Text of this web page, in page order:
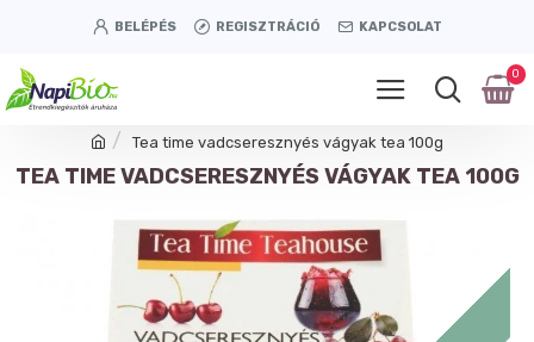
BELÉPÉS REGISZTRÁCIÓ KAPCSOLAT
0
Tea time vadcseresznyés vágyak tea 100g
TEA TIME VADCSERESZNYÉS VÁGYAK TEA 100G